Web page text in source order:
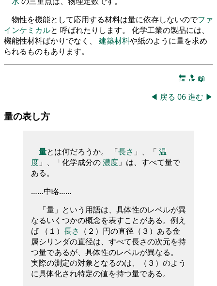
物性を機能として応用する材料は量に依存しないのでファ
インケミカルと 呼ばれたりします。 化学工業の製品には、
機能性材料ばかりでなく、 建築材料や紙のように量を求め
られるものもあります。
🔚 🔝 📖
◀ 戻る 06進む ▶
量の表し方
量とは何だろうか。 「長さ 」、「 温
度 」、「化学成分の濃度 」は、すべて量で
ある。
……中略……
「量」という用語は、具体性のレベルが異
なるいくつかの概念を表すことがある。例え
ば （１） 長さ （２）円の直径（３）ある金
属シリンダの直径は、すべて長さの次元を持
つ量であるが、具体性のレベルが異なる。
実際の測定の対象となるのは、（３）のよう
に具体化され特定の値を持つ量である。